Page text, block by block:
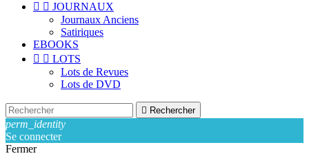
  JOURNAUX
Journaux Anciens
Satiriques
EBOOKS
  LOTS
Lots de Revues
Lots de DVD
 Rechercher
perm_identity
Se connecter
Fermer